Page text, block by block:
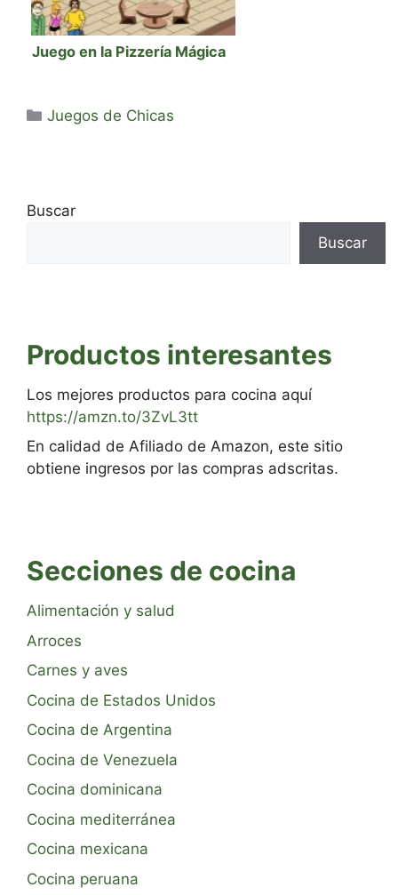
Juego en la Pizzería Mágica
Categorías
Juegos de Chicas
Buscar
Buscar
Productos interesantes
Los mejores productos para cocina aquí
https://amzn.to/3ZvL3tt
En calidad de Afiliado de Amazon, este sitio
obtiene ingresos por las compras adscritas.
Secciones de cocina
Alimentación y salud
Arroces
Carnes y aves
Cocina de Estados Unidos
Cocina de Argentina
Cocina de Venezuela
Cocina dominicana
Cocina mediterránea
Cocina mexicana
Cocina peruana